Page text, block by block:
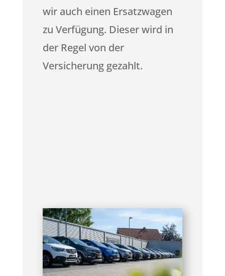
wir auch einen Ersatzwagen
zu Verfügung. Dieser wird in
der Regel von der
Versicherung gezahlt.